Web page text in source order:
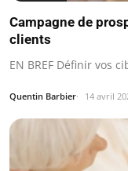
Campagne de
clients
EN BREF Définir vos
Quentin Barbier 14 avril